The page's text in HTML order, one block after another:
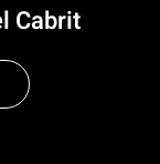
Cabrit